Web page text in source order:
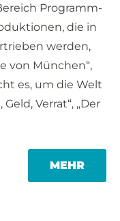
Programm-
die in
werden,
von München“,
es, um die Welt
Verrat“, „Der
MEHRMORE